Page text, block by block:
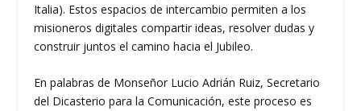
Italia). Estos espacios de intercambio permiten a los
misioneros digitales compartir ideas, resolver dudas y
construir juntos el camino hacia el Jubileo.
En palabras de Monseñor Lucio Adrián Ruiz, Secretario
del Dicasterio para la Comunicación, este proceso es